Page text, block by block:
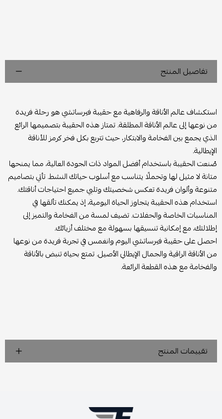
تفاصيل المنتج
استكشاف عالم الأناقة والرفاهية مع حقيبة فيرساتشي هو رحلة فريدة
من نوعها إلى عالم الأناقة المطلقة. تمتاز هذه الحقيبة بتصميمها الرائع
الذي يجمع بين الفخامة والابتكار، حيث تتربع بكل فخر كرمز للأناقة
الإيطالية.
صُنعت الحقيبة باستخدام أفضل المواد ذات الجودة العالية، مما يمنحها
متانة لا مثيل لها وتحملًا يتناسب مع أسلوب حياتك النشط. تأتي بتصاميم
متنوعة وألوان فريدة تعكس شخصيتك وتلبي جميع احتياجات أناقتك.
استخدام هذه الحقيبة يتجاوز الحياة اليومية، إذ يمكنك تألقها في
المناسبات الخاصة والحفلات. تضيف لمسة من الفخامة والتميز إلى
إطلالتك، مع إمكانية تنسيقها بسهولة مع مختلف أزيائك.
احصل على حقيبة فيرساتشي اليوم وانغمس في تجربة فريدة من نوعها
من الأناقة الراقية والجمال الإيطالي الأصيل. تمتع بحياة تنبض بالأناقة
والفخامة مع هذه القطعة الرائعة.
تقييمات المنتج